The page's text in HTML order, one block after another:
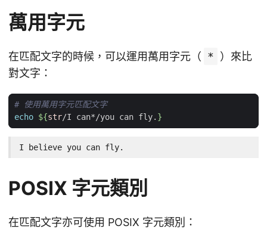
萬用字元
在匹配文字的時候，可以運用萬用字元（ * ）來比
對文字：
# 使用萬用字元匹配文字
echo ${str/I can*/you can fly. }
I believe you can fly.
POSIX 字元類別
在匹配文字亦可使用 POSIX 字元類別：